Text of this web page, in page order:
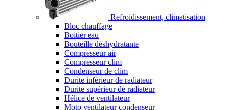
Refroidissement, climatisation
Bloc chauffage
Boitier eau
Bouteille déshydratante
Compresseur air
Compresseur clim
Condenseur de clim
Durite inférieur de radiateur
Durite supérieur de radiateur
Hélice de ventilateur
Moto ventilateur condenseur